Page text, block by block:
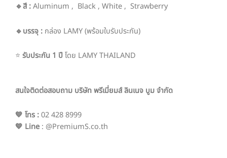
🔹สี :Aluminum , Black , White , Strawberry
🔹บรรจุ : กล่อง LAMY (พร้อมใบรับประกัน)
⭐ รับประกัน 1 ปีโดย LAMY THAILAND
สนใจติดต่อสอบถาม บริษัท พรีเมี่ยมส์ ลินเนจ บูม จำกัด
💙 โทร :02 428 8999
💙 Line : @PremiumS.co.th